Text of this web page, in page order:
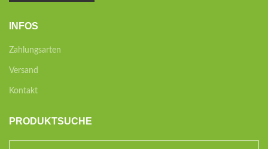
INFOS
Zahlungsarten
Versand
Kontakt
PRODUKTSUCHE